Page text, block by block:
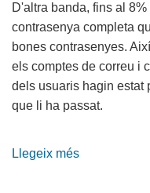
D'altra banda, fins al
contrasenya completa
bones contrasenyes.
els comptes de correu i
dels usuaris hagin estat
que li ha passat.
Llegeix més